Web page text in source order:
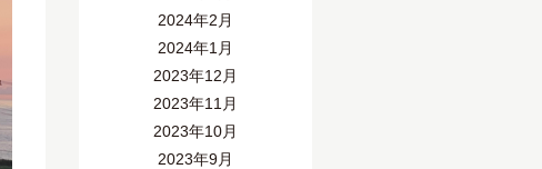
2024年2月
2024年1月
2023年12月
2023年11月
2023年10月
2023年9月